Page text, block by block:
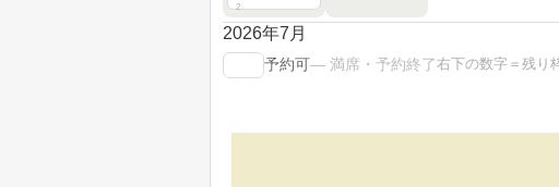
2
2026年7月
予約可— 満席・予約終了右下の数字＝残り